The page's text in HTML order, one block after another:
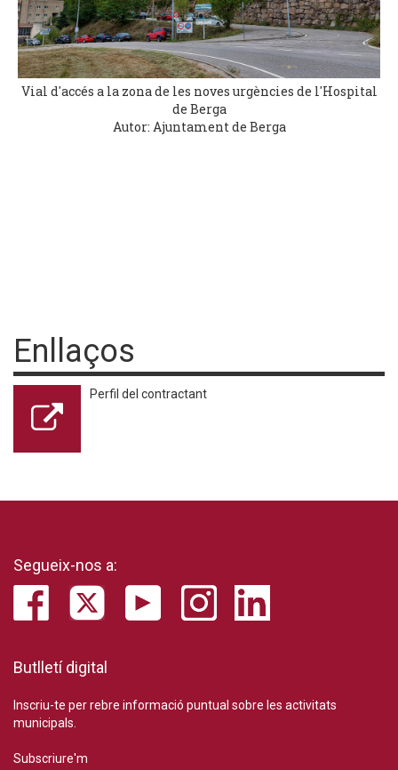
Vial d'accés a la zona de les noves urgències de l'Hospital
de Berga
Autor: Ajuntament de Berga
Enllaços
Perfil del contractant
Segueix-nos a:
Butlletí digital
Inscriu-te per rebre informació puntual sobre les activitats
municipals.
Subscriure'm